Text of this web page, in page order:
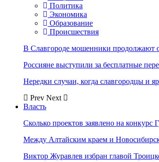
Политика
Экономика
Образование
Происшествия
В Славгороде мошенники продолжают
Россияне выступили за бесплатные
Нередки случаи, когда славгородцы и
Prev Next
Власть
Сколько проектов заявлено на конкурс
Между Алтайским краем и
Виктор Журавлев избран главой